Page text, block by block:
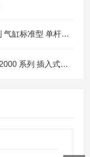
深圳龙华民治SMC代理 CG1 系列 气缸标准型 单杆双作用
深圳龙华大浪SMC代理 VQ1000/2000 系列 插入式组件